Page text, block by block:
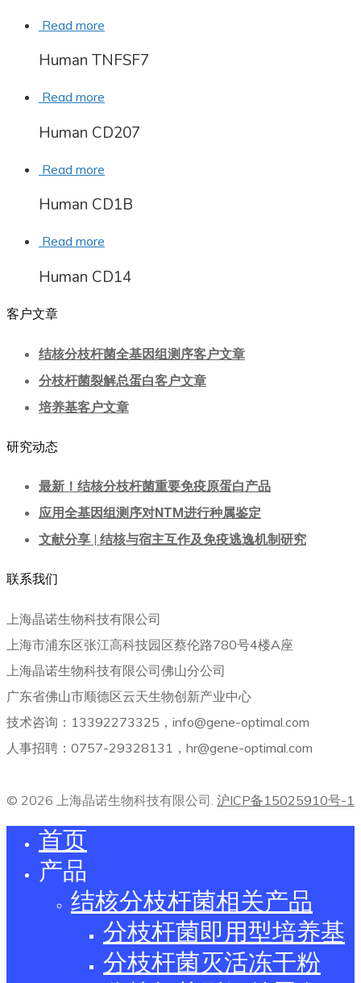
Read more
Human TNFSF7
Read more
Human CD207
Read more
Human CD1B
Read more
Human CD14
客户文章
结核分枝杆菌全基因组测序客户文章
分枝杆菌裂解总蛋白客户文章
培养基客户文章
研究动态
最新！结核分枝杆菌重要免疫原蛋白产品
应用全基因组测序对NTM进行种属鉴定
文献分享 | 结核与宿主互作及免疫逃逸机制研究
联系我们
上海晶诺生物科技有限公司
上海市浦东区张江高科技园区蔡伦路780号4楼A座
上海晶诺生物科技有限公司佛山分公司
广东省佛山市顺德区云天生物创新产业中心
技术咨询：13392273325，info@gene-optimal.com
人事招聘：0757-29328131，hr@gene-optimal.com
© 2026 上海晶诺生物科技有限公司. 沪ICP备15025910号-1
首页
产品
结核分枝杆菌相关产品
分枝杆菌即用型培养基
分枝杆菌灭活冻干粉